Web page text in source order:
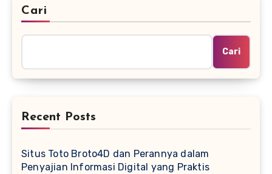
Cari
Cari
Recent Posts
Situs Toto Broto4D dan Perannya dalam
Penyajian Informasi Digital yang Praktis